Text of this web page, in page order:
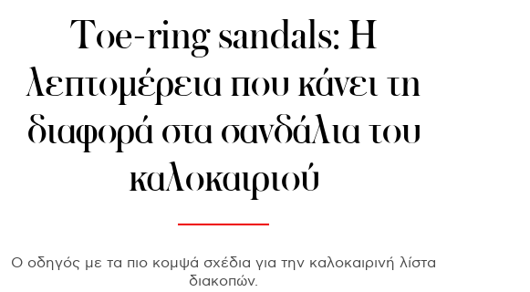
Toe-ring sandals: Η
λεπτομέρεια που κάνει τη
διαφορά στα σανδάλια του
καλοκαιριού
Ο οδηγός με τα πιο κομψά σχέδια για την καλοκαιρινή λίστα
διακοπών.